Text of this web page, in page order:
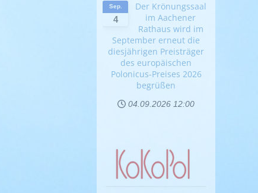
4
Sep.
Der Krönungssaal
im Aachener
Rathaus wird im
September erneut die
diesjährigen Preisträger
des europäischen
Polonicus-Preises 2026
begrüßen
04.09.2026 12:00